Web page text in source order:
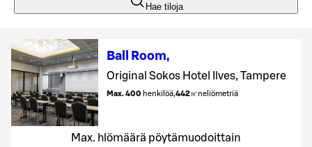
Hae tiloja
Ball Room,
Original Sokos Hotel Ilves, Tampere
Max. 400 henkilöä,442㎡ neliömetriä
Max. hlömäärä pöytämuodoittain